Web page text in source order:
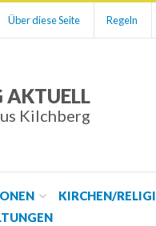
Über diese Seite Regeln
AKTUELL
Kilchberg
KIRCHEN/